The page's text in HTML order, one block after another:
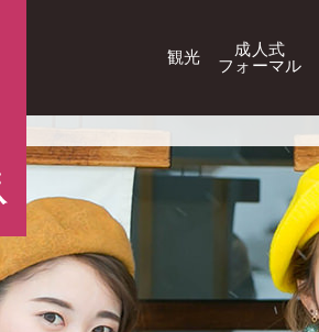
観光
成人式
フォーマル